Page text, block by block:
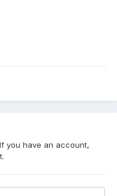
you have an account,